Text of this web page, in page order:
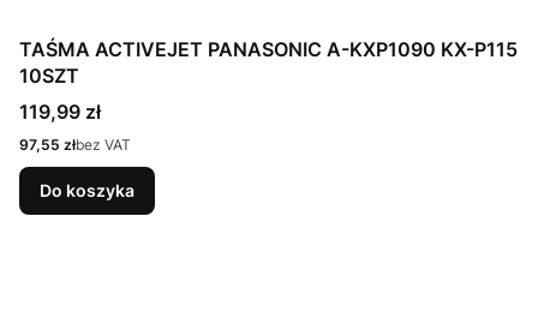
TAŚMA ACTIVEJET PANASONIC A-KXP1090 KX-P115
10SZT
Cena
119,99 zł
Cena
97,55 złbez VAT
Do koszyka